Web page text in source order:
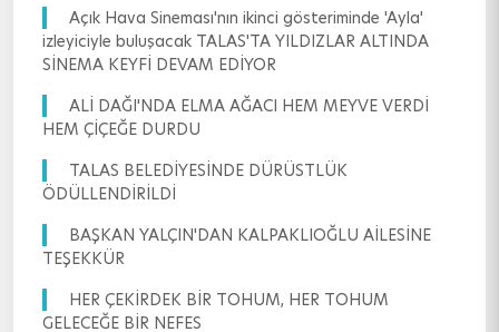
Açık Hava Sineması'nın ikinci gösteriminde 'Ayla'
izleyiciyle buluşacak TALAS'TA YILDIZLAR ALTINDA
SİNEMA KEYFİ DEVAM EDİYOR
ALİ DAĞI'NDA ELMA AĞACI HEM MEYVE VERDİ
HEM ÇİÇEĞE DURDU
TALAS BELEDİYESİNDE DÜRÜSTLÜK
ÖDÜLLENDİRİLDİ
BAŞKAN YALÇIN'DAN KALPAKLIOĞLU AİLESİNE
TEŞEKKÜR
HER ÇEKİRDEK BİR TOHUM, HER TOHUM
GELECEĞE BİR NEFES